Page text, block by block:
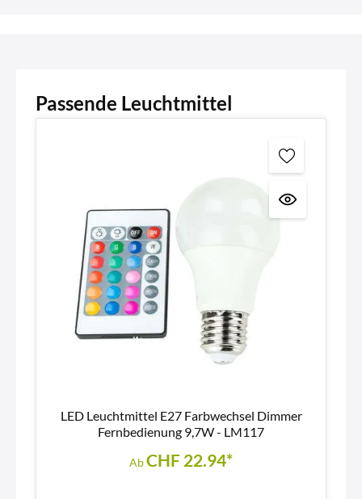
Passende Leuchtmittel
LED Leuchtmittel E27 Farbwechsel Dimmer
Fernbedienung 9,7W - LM117
AbCHF 22.94*